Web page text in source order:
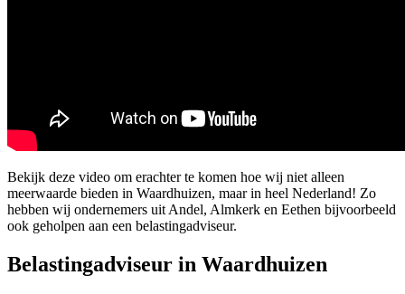
Bekijk deze video om erachter te komen hoe wij niet alleen
meerwaarde bieden in Waardhuizen, maar in heel Nederland! Zo
hebben wij ondernemers uit Andel, Almkerk en Eethen bijvoorbeeld
ook geholpen aan een belastingadviseur.
Belastingadviseur in Waardhuizen